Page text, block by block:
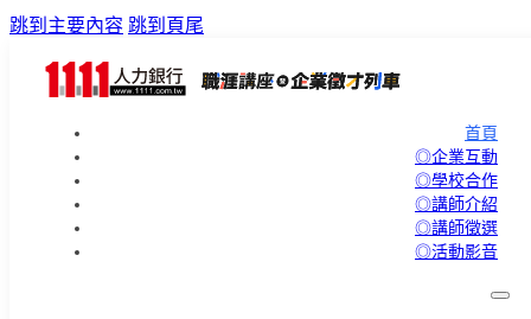
跳到主要內容 跳到頁尾
首頁
◎企業互動
◎學校合作
◎講師介紹
◎講師徵選
◎活動影音